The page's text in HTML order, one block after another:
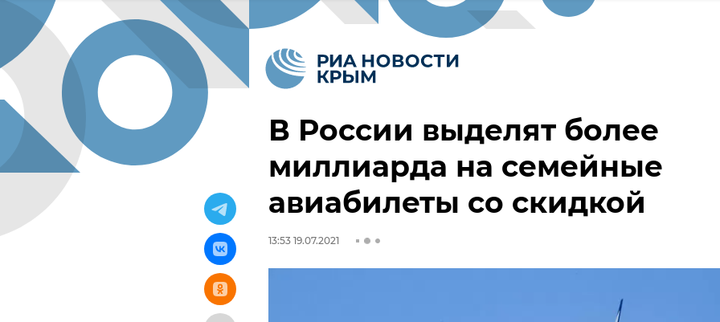
В России выделят более
миллиарда на семейные
авиабилеты со скидкой
13:53 19.07.2021